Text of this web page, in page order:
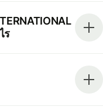
คืออะไร